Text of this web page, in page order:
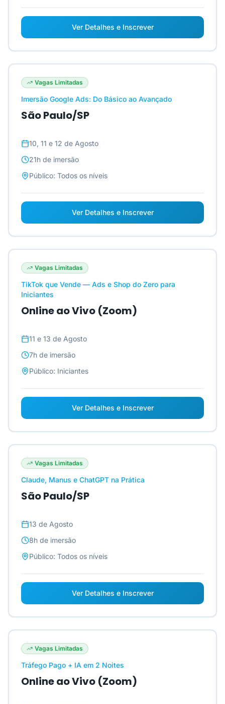
Ver Detalhes e Inscrever
Vagas Limitadas
Imersão Google Ads: Do Básico ao Avançado
São Paulo/SP
10, 11 e 12 de Agosto
21h de imersão
Público: Todos os níveis
Ver Detalhes e Inscrever
Vagas Limitadas
TikTok que Vende — Ads e Shop do Zero para
Iniciantes
Online ao Vivo (Zoom)
11 e 13 de Agosto
7h de imersão
Público: Iniciantes
Ver Detalhes e Inscrever
Vagas Limitadas
Claude, Manus e ChatGPT na Prática
São Paulo/SP
13 de Agosto
8h de imersão
Público: Todos os níveis
Ver Detalhes e Inscrever
Vagas Limitadas
Tráfego Pago + IA em 2 Noites
Online ao Vivo (Zoom)